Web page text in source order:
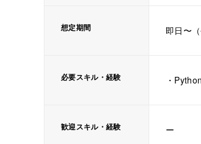
想定期間 即日〜（
必要スキル・経験 ・
歓迎スキル・経験 ー